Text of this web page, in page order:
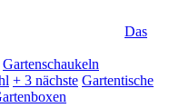
Das
Gartenschaukeln
+ 3 nächste Gartentische